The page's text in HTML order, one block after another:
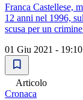
Franca Castellese,
12 anni nel 1996,
scusa per un
01 Giu 2021 - 19:10
Articolo
Cronaca